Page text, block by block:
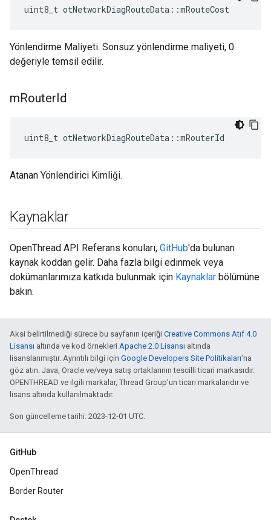
uint8_t otNetworkDiagRouteData ::mRouteCost
Yönlendirme Maliyeti. Sonsuz yönlendirme maliyeti, 0
değeriyle temsil edilir.
mRouterId
uint8_t otNetworkDiagRouteData ::mRouterId
Atanan Yönlendirici Kimliği.
Kaynaklar
OpenThread API Referans konuları, GitHub'da bulunan
kaynak koddan gelir. Daha fazla bilgi edinmek veya
dokümanlarımıza katkıda bulunmak için Kaynaklar bölümüne
bakın.
Aksi belirtilmediği sürece bu sayfanın içeriği Creative Commons Atıf 4.0
Lisansı altında ve kod örnekleri Apache 2.0 Lisansı altında
lisanslanmıştır. Ayrıntılı bilgi için Google Developers Site Politikaları'na
göz atın. Java, Oracle ve/veya satış ortaklarının tescilli ticari markasıdır.
OPENTHREAD ve ilgili markalar, Thread Group'un ticari markalarıdır ve
lisans altında kullanılmaktadır.
Son güncelleme tarihi: 2023-12-01 UTC.
GitHub
OpenThread
Border Router